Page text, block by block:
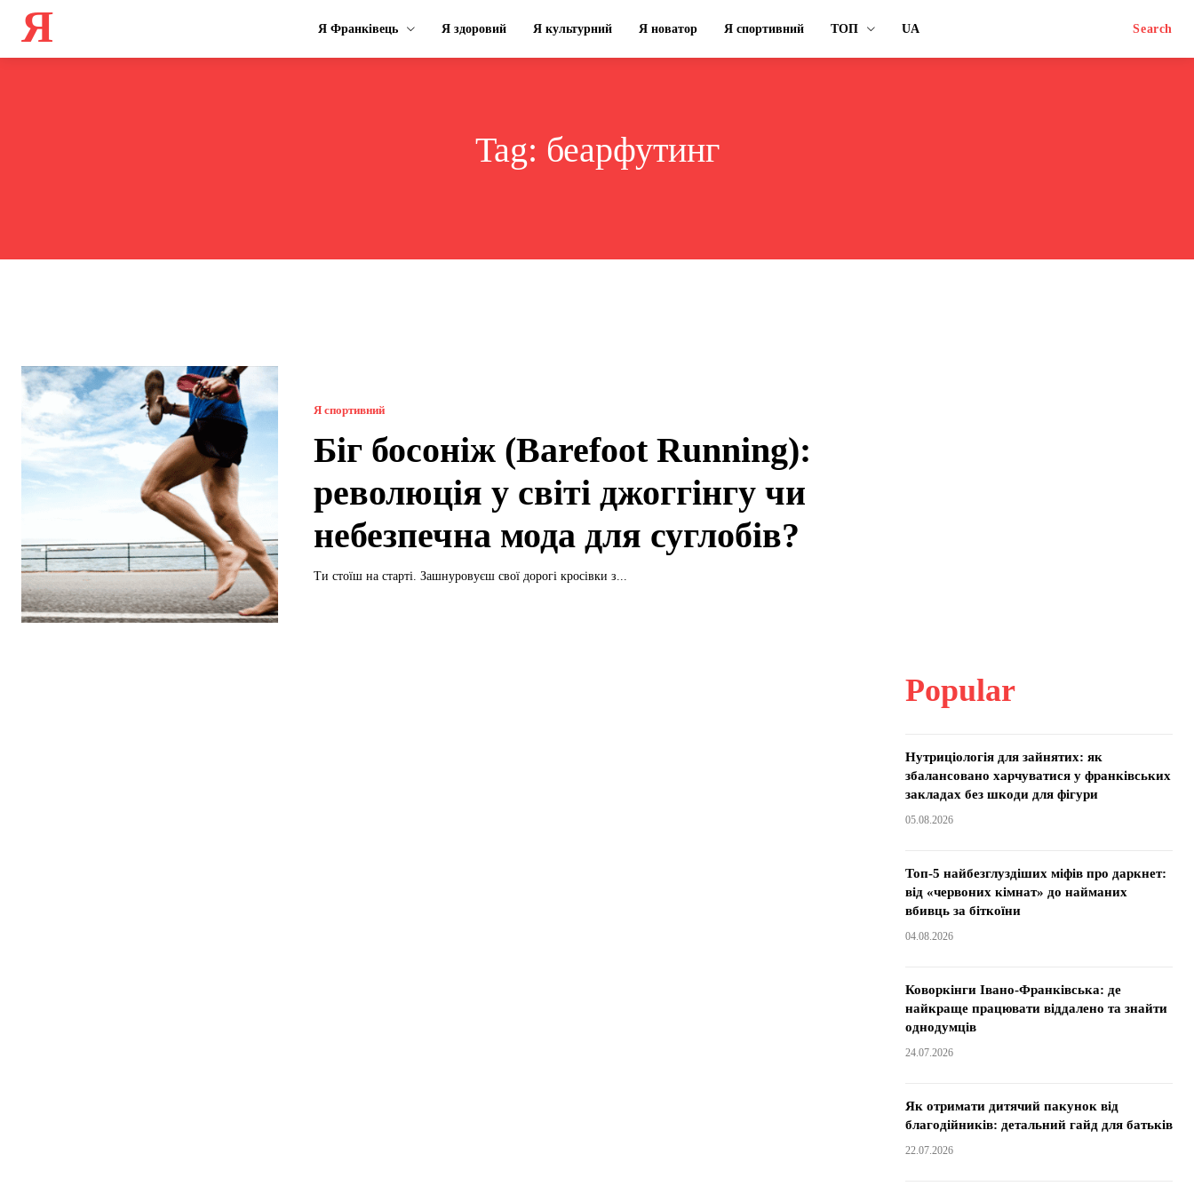
Я Я Франківець Я здоровий Я культурний Я новатор Я спортивний ТОП UA Search
Tag: беарфутинг
Я спортивний
Біг босоніж (Barefoot Running):
революція у світі джоггінгу чи
небезпечна мода для суглобів?
Ти стоїш на старті. Зашнуровуєш свої дорогі кросівки з...
Popular
Нутриціологія для зайнятих: як
збалансовано харчуватися у франківських
закладах без шкоди для фігури
05.08.2026
Топ-5 найбезглуздіших міфів про даркнет:
від «червоних кімнат» до найманих
вбивць за біткоїни
04.08.2026
Коворкінги Івано-Франківська: де
найкраще працювати віддалено та знайти
однодумців
24.07.2026
Як отримати дитячий пакунок від
благодійників: детальний гайд для батьків
22.07.2026